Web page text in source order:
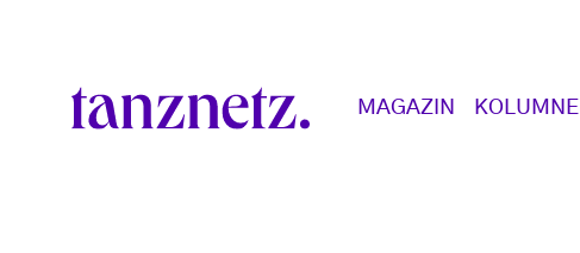
Main navigation
MAGAZIN KOLUMNE